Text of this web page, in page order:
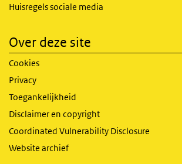
Huisregels sociale media
Over deze site
Cookies
Privacy
Toegankelijkheid
Disclaimer en copyright
Coordinated Vulnerability Disclosure
Website archief